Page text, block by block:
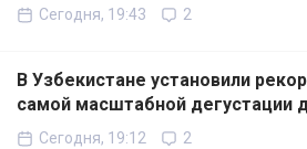
Сегодня, 19:43 2
В Узбекистане установили
самой масштабной дегустации
Сегодня, 19:12 2